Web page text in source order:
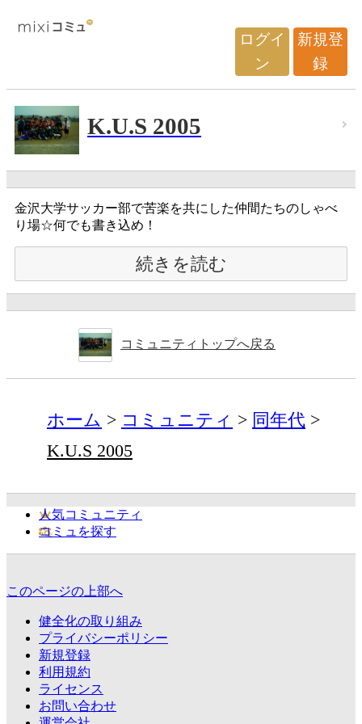
ログイ
ン
新規登
録
K.U.S 2005
金沢大学サッカー部で苦楽を共にした仲間たちのしゃべ
り場☆何でも書き込め！
続きを読む
コミュニティトップへ戻る
ホーム コミュニティ
同年代
K.U.S 2005
人気コミュニティ
コミュを探す
このページの上部へ
健全化の取り組み
プライバシーポリシー
新規登録
利用規約
ライセンス
お問い合わせ